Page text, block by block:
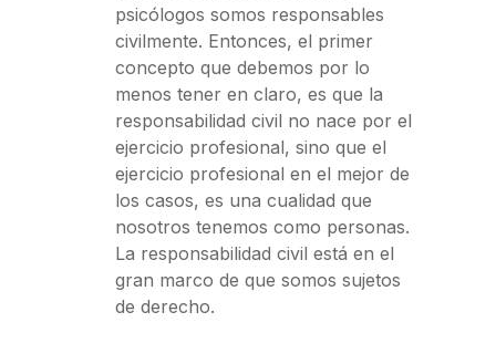
psicólogos somos responsables
civilmente. Entonces, el primer
concepto que debemos por lo
menos tener en claro, es que la
responsabilidad civil no nace por el
ejercicio profesional, sino que el
ejercicio profesional en el mejor de
los casos, es una cualidad que
nosotros tenemos como personas.
La responsabilidad civil está en el
gran marco de que somos sujetos
de derecho.